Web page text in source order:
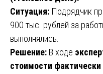
Ситуация: Подрядчик
900 тыс. рублей за
выполнялись.
Решение: В ходе
стоимости